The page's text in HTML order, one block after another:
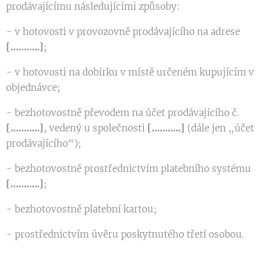
prodávajícímu následujícími způsoby:
- v hotovosti v provozovně prodávajícího na adrese
[………..] ;
- v hotovosti na dobírku v místě určeném kupujícím v
objednávce;
- bezhotovostně převodem na účet prodávajícího č.
[………..] , vedený u společnosti [………..] (dále jen „účet
prodávajícího“);
- bezhotovostně prostřednictvím platebního systému
[………..] ;
- bezhotovostně platební kartou;
- prostřednictvím úvěru poskytnutého třetí osobou.